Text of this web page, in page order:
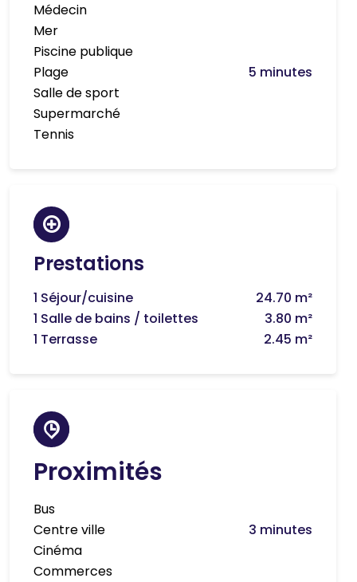
Médecin
Mer
Piscine publique
Plage
5 minutes
Salle de sport
Supermarché
Tennis
Prestations
1 Séjour/cuisine
24.70 m²
1 Salle de bains / toilettes
3.80 m²
1 Terrasse
2.45 m²
Proximités
Bus
Centre ville
3 minutes
Cinéma
Commerces